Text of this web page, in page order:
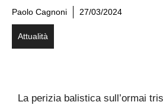
Paolo Cagnoni 27/03/2024
Attualità
La perizia balistica sull’ormai